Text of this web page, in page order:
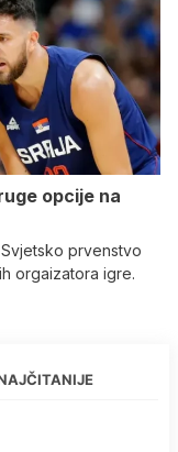
opcije na
prvenstvo
orgaizatora igre.